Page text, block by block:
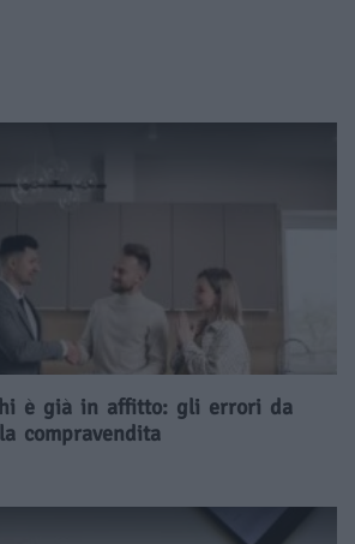
è già in affitto: gli errori da
compravendita